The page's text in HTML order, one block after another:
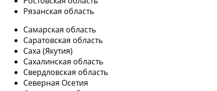
Рязанская область
Самарская область
Саратовская область
Саха (Якутия)
Сахалинская область
Свердловская область
Северная Осетия